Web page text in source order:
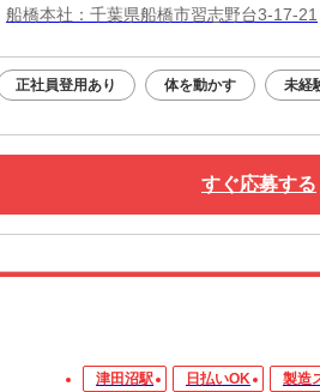
船橋本社：千葉県船橋市習志野台3-17-21
正社員登用あり 体を動かす 未経
すぐ応募する
津田沼駅 日払いOK 製造